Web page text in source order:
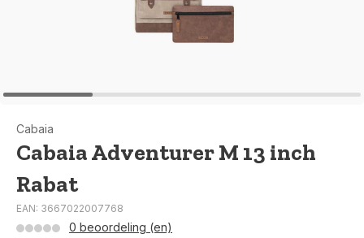
Cabaia
Cabaia Adventurer M 13 inch
Rabat
EAN: 3667022007768
0 beoordeling (en)